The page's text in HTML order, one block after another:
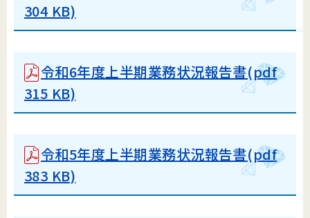
304 KB)
令和6年度上半期業務状況報告書(pdf
315 KB)
令和5年度上半期業務状況報告書(pdf
383 KB)